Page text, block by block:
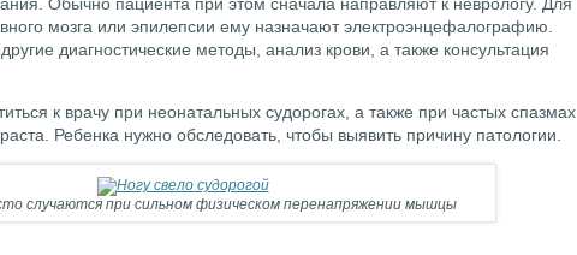
мозга или эпилепсии ему назначают электроэнцефалографию.
диагностические методы, анализ крови, а также консультация
к врачу при неонатальных судорогах, а также при частых спазмах
Ребенка нужно обследовать, чтобы выявить причину патологии.
случаются при сильном физическом перенапряжении мышцы